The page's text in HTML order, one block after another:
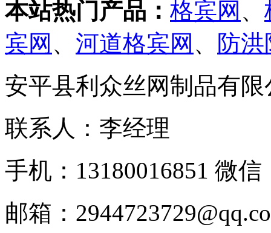
本站热门产品： 格宾网 、
宾网 、 河道格宾网 、
防
安平县利众丝网制品有限
联系人：李经理
手机：13180016851 微信
邮箱：